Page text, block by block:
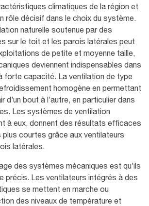
climatiques de la région et
rôle décisif dans le choix du système.
naturelle soutenue par des
sur le toit et les parois latérales peut
de petite et moyenne taille,
deviennent indispensables dans
forte capacité. La ventilation de type
homogène en permettant
d’un bout à l’autre, en particulier dans
Les systèmes de ventilation
à eux, donnent des résultats efficaces
courtes grâce aux ventilateurs
latérales.
des systèmes mécaniques est qu’ils
précis. Les ventilateurs intégrés à des
se mettent en marche ou
des niveaux de température et